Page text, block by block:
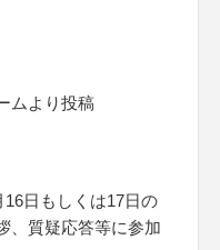
ムより投稿
日もしくは17日の
、質疑応答等に参加